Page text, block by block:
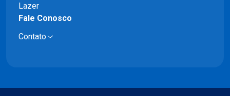
Lazer
Fale Conosco
Contato